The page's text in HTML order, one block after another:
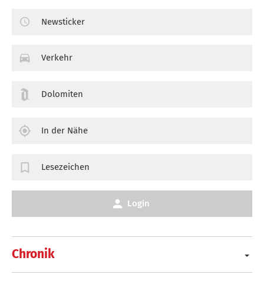
Chronik
Newsticker
Verkehr
Dolomiten
In der Nähe
Lesezeichen
Login